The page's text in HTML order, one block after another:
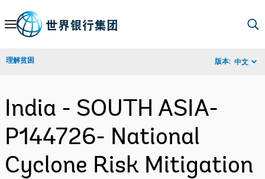
Skip
Navigation
理解贫困 版本: 中文
India - SOUTH ASIA-
P144726- National
Cyclone Risk Mitigation